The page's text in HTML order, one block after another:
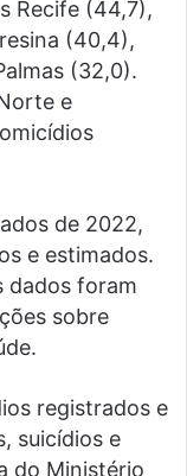
Recife (44,7),
(40,4),
(32,0).
e
de 2022,
e estimados.
dados foram
sobre
registrados e
suicídios e
do Ministério